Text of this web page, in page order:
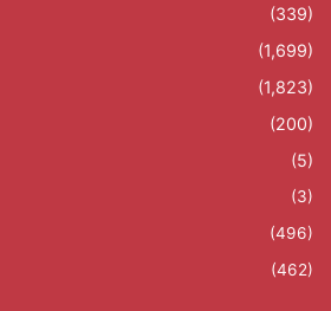
(339)
(1,699)
(1,823)
(200)
(5)
(3)
(496)
(462)